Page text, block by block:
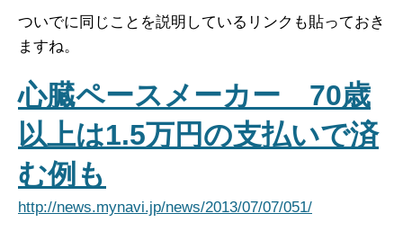
ついでに同じことを説明しているリンクも貼っておき
ますね。
心臓ペースメーカー 70歳
以上は1.5万円の支払いで済
む例も
http://news.mynavi.jp/news/2013/07/07/051/